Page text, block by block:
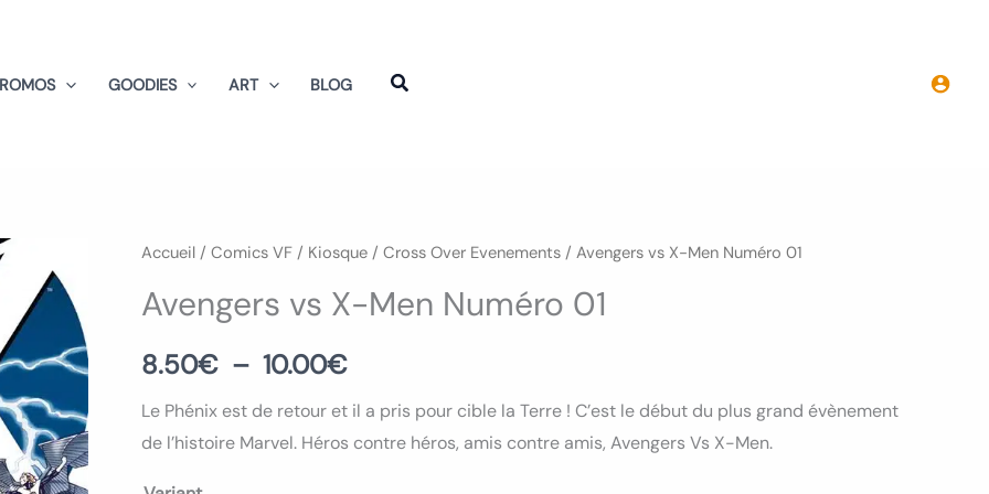
GOODIES ART BLOG
Accueil / Comics VF / Kiosque / Cross Over Evenements / Avengers vs X-Men Numéro 01
Avengers vs X-Men Numéro 01
8.50€ – 10.00€
Plage
de
prix :
8.50€
à
Le Phénix est de retour et il a pris pour cible la Terre ! C’est le début du plus grand évènement
de l’histoire Marvel. Héros contre héros, amis contre amis, Avengers Vs X-Men.
quantité
Avengers
vs
X-
Men
Numéro